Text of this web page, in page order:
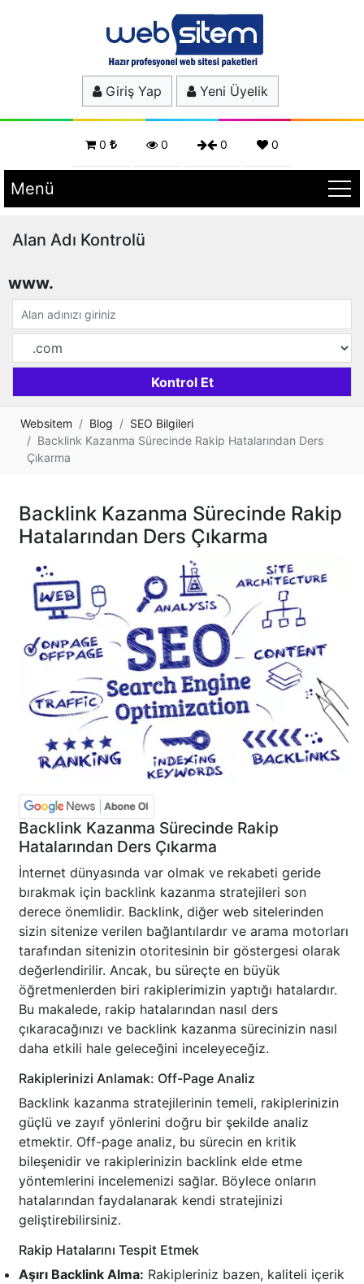
Giriş Yap Yeni Üyelik
0 0 0 0
Menü
Alan Adı Kontrolü
www.
Websitem Blog
SEO Bilgileri
Backlink Kazanma Sürecinde Rakip Hatalarından Ders
Çıkarma
Backlink Kazanma Sürecinde Rakip
Hatalarından Ders Çıkarma
Backlink Kazanma Sürecinde Rakip
Hatalarından Ders Çıkarma
İnternet dünyasında var olmak ve rekabeti geride
bırakmak için backlink kazanma stratejileri son
derece önemlidir. Backlink, diğer web sitelerinden
sizin sitenize verilen bağlantılardır ve arama motorları
tarafından sitenizin otoritesinin bir göstergesi olarak
değerlendirilir. Ancak, bu süreçte en büyük
öğretmenlerden biri rakiplerimizin yaptığı hatalardır.
Bu makalede, rakip hatalarından nasıl ders
çıkaracağınızı ve backlink kazanma sürecinizin nasıl
daha etkili hale geleceğini inceleyeceğiz.
Rakiplerinizi Anlamak: Off-Page Analiz
Backlink kazanma stratejilerinin temeli, rakiplerinizin
güçlü ve zayıf yönlerini doğru bir şekilde analiz
etmektir. Off-page analiz, bu sürecin en kritik
bileşenidir ve rakiplerinizin backlink elde etme
yöntemlerini incelemenizi sağlar. Böylece onların
hatalarından faydalanarak kendi stratejinizi
geliştirebilirsiniz.
Rakip Hatalarını Tespit Etmek
Aşırı Backlink Alma: Rakipleriniz bazen, kaliteli içerik